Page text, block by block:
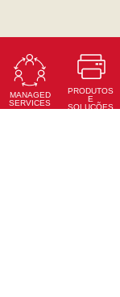
MANAGED
SERVICES
PRODUTOS
E
SOLUÇÕES
Ricoh Pro C7500
Impressão em quinta
Saiba Mais